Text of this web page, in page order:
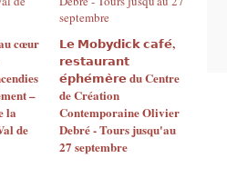
cœur
–
la
de
𝗟𝗲 𝗠𝗼𝗯𝘆𝗱𝗶𝗰𝗸 𝗰𝗮𝗳𝗲́,
𝗿𝗲𝘀𝘁𝗮𝘂𝗿𝗮𝗻𝘁
𝗲́𝗽𝗵𝗲́𝗺𝗲̀𝗿𝗲 du Centre
de Création
Contemporaine Olivier
Debré - Tours jusqu'au
27 septembre